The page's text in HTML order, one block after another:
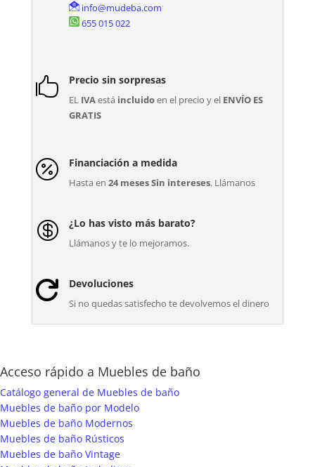
info@mudeba.com
655 015 022
 Precio sin sorpresas
EL IVAestá incluidoen el precio y el ENVÍO ES
GRATIS
 Financiación a medida
Hasta en 24 meses Sin intereses. Llámanos
 ¿Lo has visto más barato?
Llámanos y te lo mejoramos.
 Devoluciones
Si no quedas satisfecho te devolvemos el dinero
Acceso rápido a Muebles de baño
Catálogo general de Muebles de baño
Muebles de baño por Modelo
Muebles de baño Modernos
Muebles de baño Rústicos
Muebles de baño Vintage